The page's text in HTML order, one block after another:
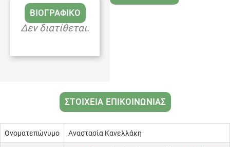
ΒΙΟΓΡΑΦΙΚΟ
Δεν διατίθεται.
ΣΤΟΙΧΕΙΑ ΕΠΙΚΟΙΝΩΝΙΑΣ
Ονοματεπώνυμο Αναστασία Κανελλάκη